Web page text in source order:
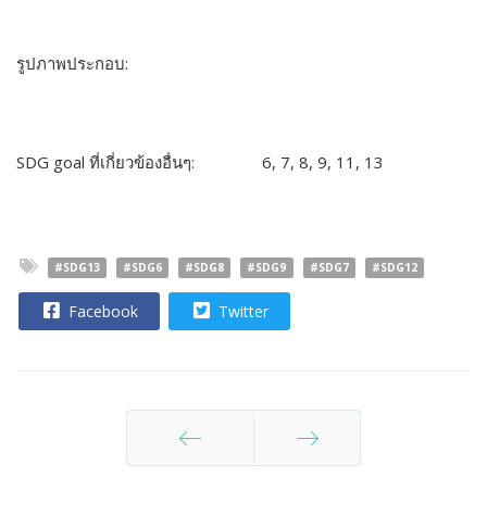
รูปภาพประกอบ:
SDG goal ที่เกี่ยวข้องอื่นๆ: 6, 7, 8, 9, 11, 13
#SDG13 #SDG6 #SDG8 #SDG9 #SDG7 #SDG12
Facebook Twitter